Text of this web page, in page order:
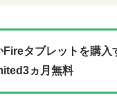
タブレットを購入
ヵ月無料